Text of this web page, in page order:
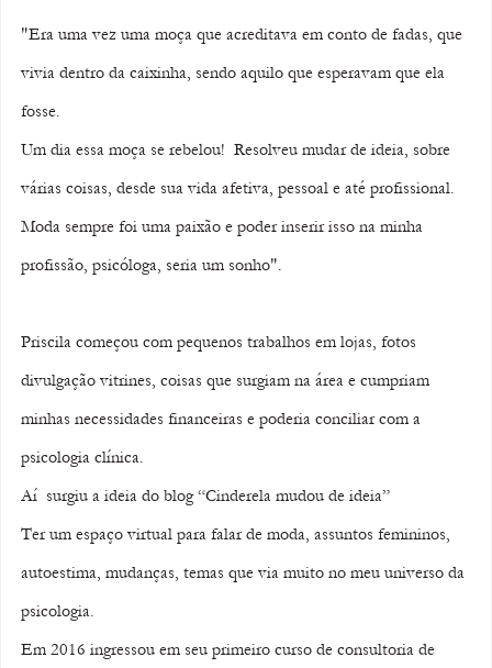
"Era uma vez uma moça que acreditava em conto de fadas, que
vivia dentro da caixinha, sendo aquilo que esperavam que ela
fosse.
Um dia essa moça se rebelou!  Resolveu mudar de ideia, sobre
várias coisas, desde sua vida afetiva, pessoal e até profissional.
Moda sempre foi uma paixão e poder inserir isso na minha
profissão, psicóloga, seria um sonho".
Priscila começou com pequenos trabalhos em lojas, fotos
divulgação vitrines, coisas que surgiam na área e cumpriam
minhas necessidades financeiras e poderia conciliar com a
psicologia clínica.
Aí  surgiu a ideia do blog “Cinderela mudou de ideia”
Ter um espaço virtual para falar de moda, assuntos femininos,
autoestima, mudanças, temas que via muito no meu universo da
psicologia.
Em 2016 ingressou em seu primeiro curso de consultoria de